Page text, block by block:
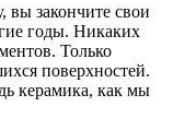
закончите свои
годы. Никаких
Только
поверхностей.
керамика, как мы